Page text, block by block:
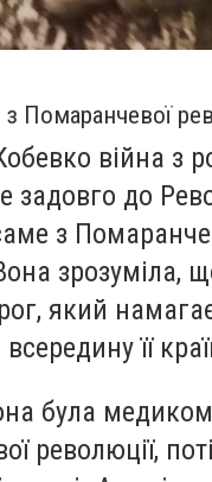
Помаранчевої
війна з
задовго до
з
зрозуміла,
який
її
була медиком
революції,